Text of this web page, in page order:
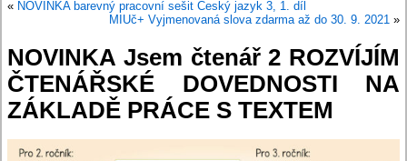
« NOVINKA barevný pracovní sešit Český jazyk 3, 1. díl
MIUč+ Vyjmenovaná slova zdarma až do 30. 9. 2021 »
NOVINKA Jsem čtenář 2 ROZVÍJÍM
ČTENÁŘSKÉ DOVEDNOSTI NA
ZÁKLADĚ PRÁCE S TEXTEM